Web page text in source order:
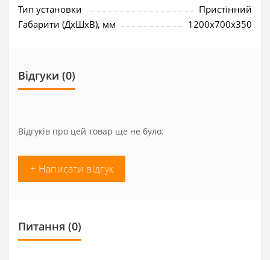
Тип установки
Пристінний
Габарити (ДхШхВ), мм
1200x700x350
Відгуки (0)
Відгуків про цей товар ще не було.
+ Написати відгук
Питання (0)